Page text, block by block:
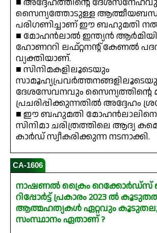
സൈന്യത്തോടുള്ള
പരിഗണിച്ചാണ് ഈ ബഹുമതി
■ മോഹൻലാൽ ഇന്ത്യൻ
ഹോണററി ലഫ്റ്റനന്റ് കേണൽ
വ്യക്തിയാണ്.
■ സിനിമകളിലൂടെയും
ദേശസേവനവും സൈന്യത്തിന്റെ
പ്രചരിപ്പിക്കുന്നതിൽ അദ്ദേഹം
■ ഈ ബഹുമതി മോഹൻലാലിനെ
സിനിമാ ചരിത്രത്തിലെ ആദ്യ
കാർഡ് സ്വീകരിക്കുന്ന നടനാക്കി.
CA-1606
നാഷണൽ ക്രൈം
റിപ്പോർട്ട് പ്രകാരം 2023 ൽ
ആത്മഹത്യകൾ ഏറ്റവും
സംസ്ഥാനം ഏതാണ് ?